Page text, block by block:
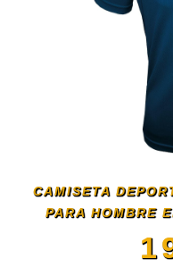
CAMISETA
PARA HOMBRE